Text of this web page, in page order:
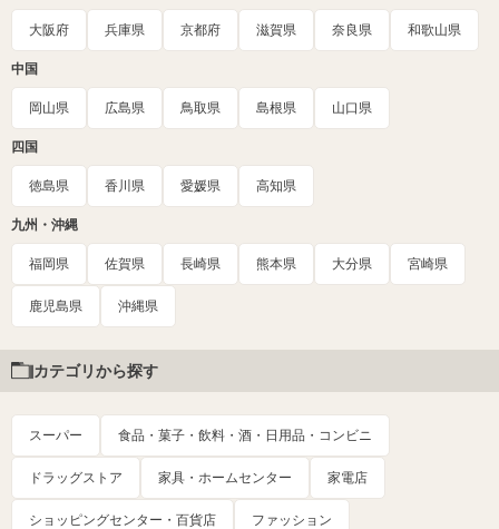
大阪府 兵庫県 京都府 滋賀県 奈良県 和歌山県
中国
岡山県 広島県 鳥取県 島根県 山口県
四国
徳島県 香川県 愛媛県 高知県
九州・沖縄
福岡県 佐賀県 長崎県 熊本県 大分県 宮崎県
鹿児島県 沖縄県
カテゴリから探す
スーパー 食品・菓子・飲料・酒・日用品・コンビニ
ドラッグストア 家具・ホームセンター 家電店
ショッピングセンター・百貨店 ファッション